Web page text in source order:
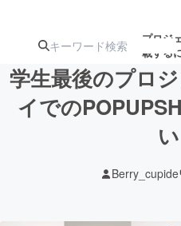
プロジ
載する
注目の新着
学生最後のプロ
イでの
Berry_cupide